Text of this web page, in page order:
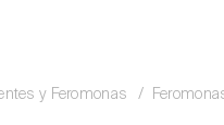
y Feromonas